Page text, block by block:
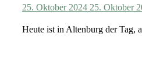
25. Oktober 2024 25. Oktober
Heute ist in Altenburg der Tag,